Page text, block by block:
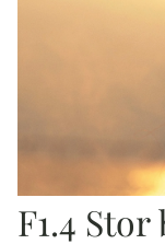
F1.4